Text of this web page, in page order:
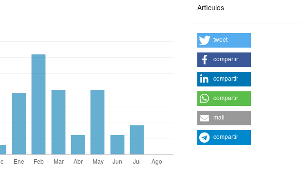
Artículos
tweet
compartir
compartir
compartir
mail
compartir